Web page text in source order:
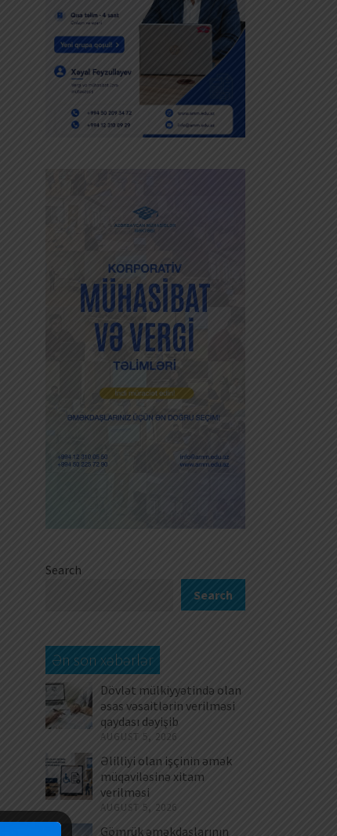
Search
Search
Ən son xəbərlər
Dövlət mülkiyyətində olan
əsas vəsaitlərin verilməsi
qaydası dəyişib
AUGUST 5, 2026
Əlilliyi olan işçinin əmək
müqaviləsinə xitam
verilməsi
AUGUST 5, 2026
Gömrük əməkdaşlarının